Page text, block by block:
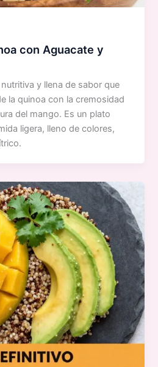
con Aguacate y
y llena de sabor que
la quinoa con la cremosidad
del mango. Es un plato
ligera, lleno de colores,